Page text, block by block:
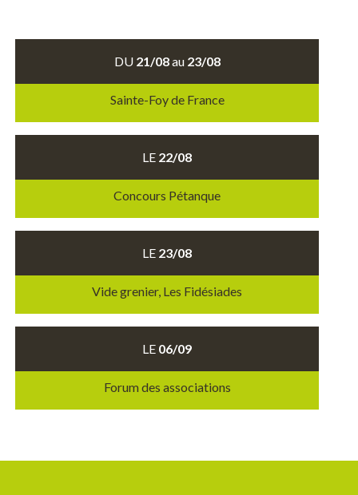
DU 21/08au 23/08
Sainte-Foy de France
LE 22/08
Concours Pétanque
LE 23/08
Vide grenier, Les Fidésiades
LE 06/09
Forum des associations